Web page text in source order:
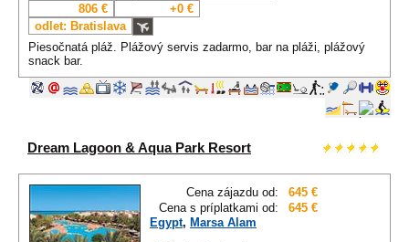
806 €
+0 €
odlet: Bratislava
Piesočnatá pláž. Plážový servis zadarmo, bar na pláži, plážový
snack bar.
Dream Lagoon & Aqua Park Resort
Cena zájazdu od:
645 €
Cena s príplatkami od:
645 €
Egypt, Marsa Alam